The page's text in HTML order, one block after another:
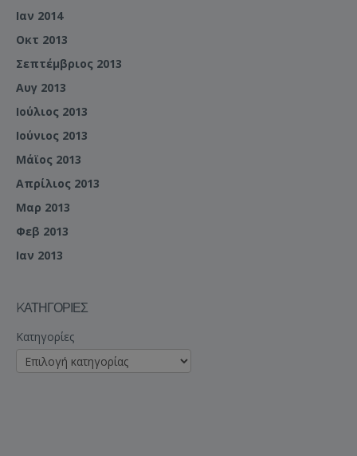
Ιαν 2014
Οκτ 2013
Σεπτέμβριος 2013
Αυγ 2013
Ιούλιος 2013
Ιούνιος 2013
Μάϊος 2013
Απρίλιος 2013
Μαρ 2013
Φεβ 2013
Ιαν 2013
KΑΤΗΓΟΡΊΕΣ
Kατηγορίες